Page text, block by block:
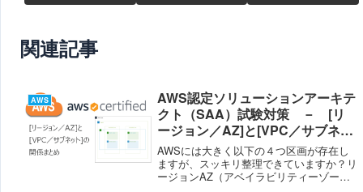
関連記事
AWS
AWS認定ソリューションアーキテ
クト（SAA）試験対策 － [リ
ージョン／AZ]と[VPC／サブネッ
ト]の関係まとめ
AWSには大きく以下の４つ区画が存在し
ますが、スッキリ整理できていますか？リ
ージョンAZ（アベイラビリティーゾー